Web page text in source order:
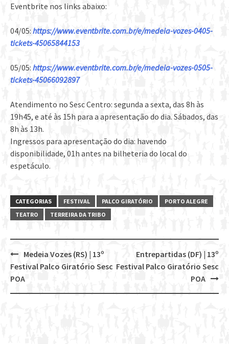
Eventbrite nos links abaixo:
04/05: https://www.eventbrite.com.br/e/medeia-vozes-0405-
tickets-45065844153
05/05: https://www.eventbrite.com.br/e/medeia-vozes-0505-
tickets-45066092897
Atendimento no Sesc Centro: segunda a sexta, das 8h às
19h45, e até às 15h para a apresentação do dia. Sábados, das
8h às 13h.
Ingressos para apresentação do dia: havendo
disponibilidade, 01h antes na bilheteria do local do
espetáculo.
CATEGORIAS FESTIVAL PALCO GIRATÓRIO
PORTO ALEGRE
TEATRO
TERREIRA DA TRIBO
Post
navigation
Entrepartidas (DF) | 13º
Festival Palco Giratório Sesc
POA
Medeia Vozes (RS) | 13º
Festival Palco Giratório Sesc
POA